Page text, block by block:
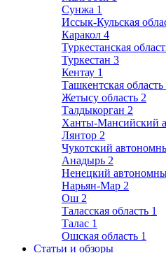
Сунжа 1
Иссык-Кульская
Каракол 4
Туркестанская
Туркестан 3
Кентау 1
Ташкентская область
Жетысу область 2
Талдыкорган 2
Ханты-Мансийский
Лянтор 2
Чукотский
Анадырь 2
Ненецкий
Нарьян-Мар 2
Ош 2
Таласская область 1
Талас 1
Ошская область 1
Статьи и обзоры